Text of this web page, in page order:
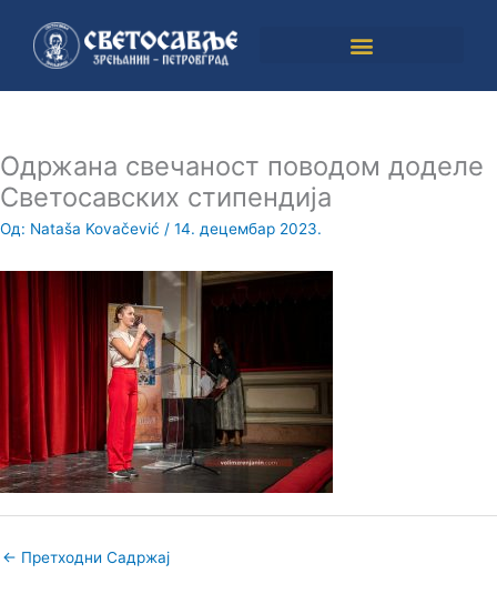
садржај
Одржана свечаност поводом доделе
Светосавских стипендија
Од: Nataša Kovačević / 14. децембар 2023.
← Претходни Садржај